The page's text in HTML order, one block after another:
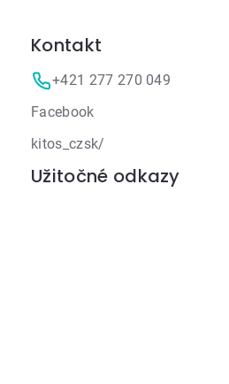
Kontakt
+421 277 270 049
Facebook
kitos_czsk/
Užitočné odkazy